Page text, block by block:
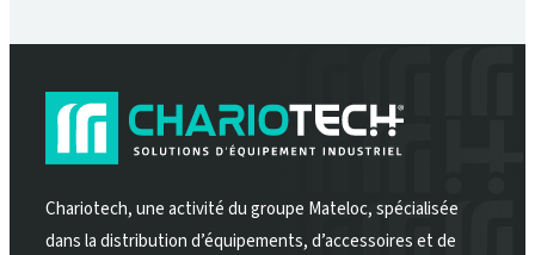
Chariotech, une activité du groupe Mateloc, spécialisée
dans la distribution d’équipements, d’accessoires et de